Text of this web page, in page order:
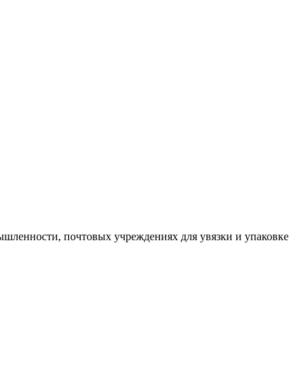
почтовых учреждениях для увязки и упаковке